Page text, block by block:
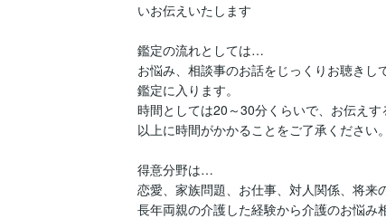
いお伝えいたします
鑑定の流れとしては…
お悩み、相談事のお話をじっくりお聴きし
鑑定に入ります。
時間としては20～30分くらいで、お伝え
以上に時間がかかることをご了承ください。
得意分野は…
恋愛、家族問題、お仕事、対人関係、将
長年両親の介護した経験から介護のお悩み